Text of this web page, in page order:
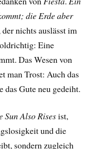
die Erde aber
nichts auslässt im
Eine
Das Wesen von
man Trost: Auch das
Gute neu gedeiht.
Sun Also Risesist,
und die
sondern zugleich